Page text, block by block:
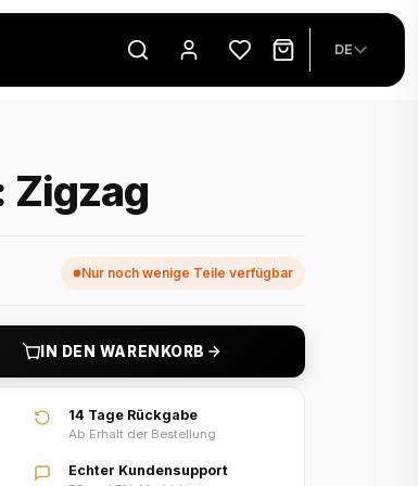
DE
Zigzag
Nur noch wenige Teile verfügbar
IN DEN WARENKORB
14 Tage Rückgabe
Ab Erhalt der Bestellung
Echter Kundensupport